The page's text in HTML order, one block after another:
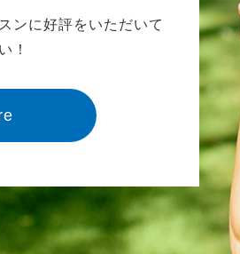
ンに好評をいただいて
！